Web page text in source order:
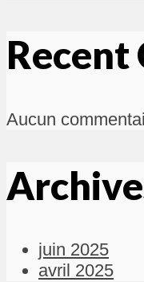
Recent
Aucun
juin 2025
avril 2025